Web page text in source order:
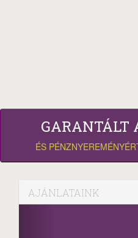
GARANTÁLT
ÉS
AJÁNLATAINK